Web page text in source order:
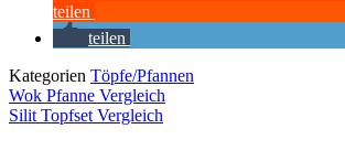
teilen
teilen
Kategorien Töpfe/Pfannen
Wok Pfanne Vergleich
Silit Topfset Vergleich